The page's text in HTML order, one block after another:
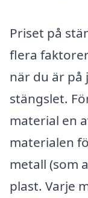
Priset på
flera
när du är på
stängslet.
material en
materialen
metall (som
plast. Varje